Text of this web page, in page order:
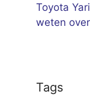
Toyota
weten
Tags